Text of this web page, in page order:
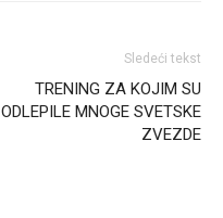
Sledeći tekst
TRENING ZA KOJIM SU
ODLEPILE MNOGE SVETSKE
ZVEZDE